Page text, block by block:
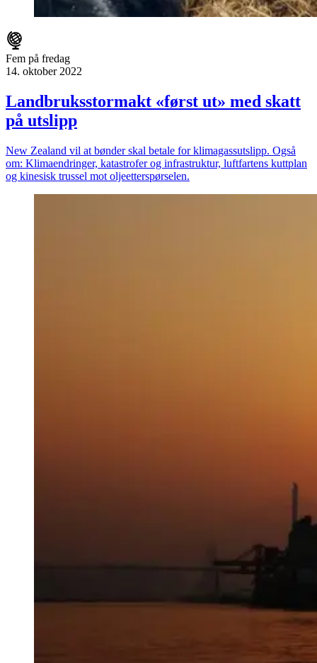
Fem på fredag
14. oktober 2022
Landbruksstormakt «først ut» med skatt
på utslipp
New Zealand vil at bønder skal betale for klimagassutslipp. Også
om: Klimaendringer, katastrofer og infrastruktur, luftfartens kuttplan
og kinesisk trussel mot oljeetterspørselen.